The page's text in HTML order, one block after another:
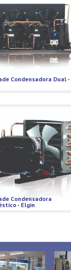
Condensadora Dual -
Condensadora
- Elgin